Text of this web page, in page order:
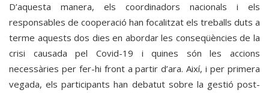
D’aquesta manera, els coordinadors nacionals i els
responsables de cooperació han focalitzat els treballs duts a
terme aquests dos dies en abordar les conseqüències de la
crisi causada pel Covid-19 i quines són les accions
necessàries per fer-hi front a partir d’ara. Així, i per primera
vegada, els participants han debatut sobre la gestió post-